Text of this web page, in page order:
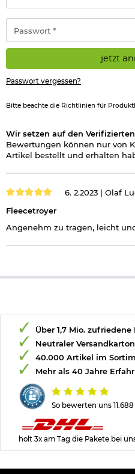
Adresse
*
jetzt
Passwort vergessen?
Bitte beachte die Richtlinien für
Wir setzen auf den
Bewertungen können nur von
Artikel bestellt und erhalten
6. 2.2023 | Olaf
Fleecetroyer
Angenehm zu tragen, leicht
So bewerten uns
Über 1,7 Mio. zufriedene
Neutraler Versandkarton
40.000 Artikel im
Mehr als 40 Jahre
holt 3x am Tag die Pakete bei